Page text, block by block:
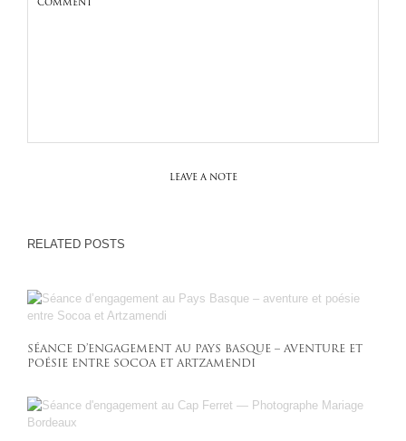
LEAVE A NOTE
RELATED POSTS
SÉANCE D’ENGAGEMENT AU PAYS BASQUE – AVENTURE ET
POÉSIE ENTRE SOCOA ET ARTZAMENDI